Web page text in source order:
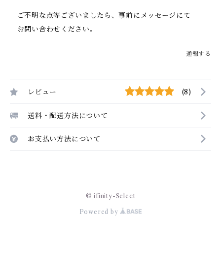
ご不明な点等ございましたら、事前にメッセージにて
お問い合わせください。
通報する
レビュー (8)
送料・配送方法について
お支払い方法について
© ifinity-Select
Powered by